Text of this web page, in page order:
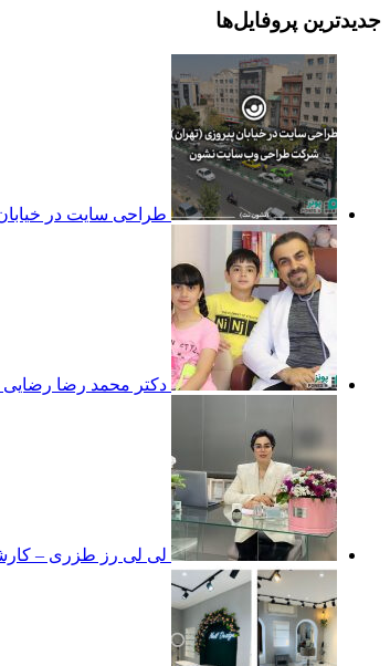
جدیدترین پروفایل‌ها
طراحی سایت در
دکتر محمد رضا
لی لی رز طزری –